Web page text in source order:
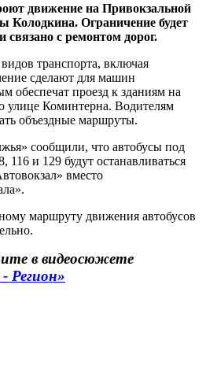
движение на Привокзальной
Колодкина. Ограничение будет
связано с ремонтом дорог.
транспорта, включая
сделают для машин
обеспечат проезд к зданиям на
Коминтерна. Водителям
объездные маршруты.
сообщили, что автобусы под
116 и 129 будут останавливаться
вместо
маршруту движения автобусов
в видеосюжете
Регион»